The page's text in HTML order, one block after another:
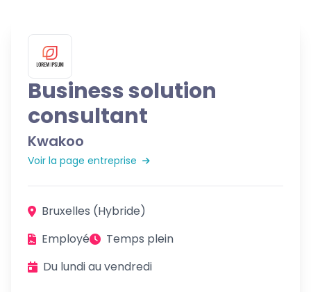
Business solution
consultant
Kwakoo
Voir la page entreprise
Bruxelles (Hybride)
Employé
Temps plein
Du lundi au vendredi